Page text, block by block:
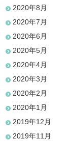
2020年8月
2020年7月
2020年6月
2020年5月
2020年4月
2020年3月
2020年2月
2020年1月
2019年12月
2019年11月